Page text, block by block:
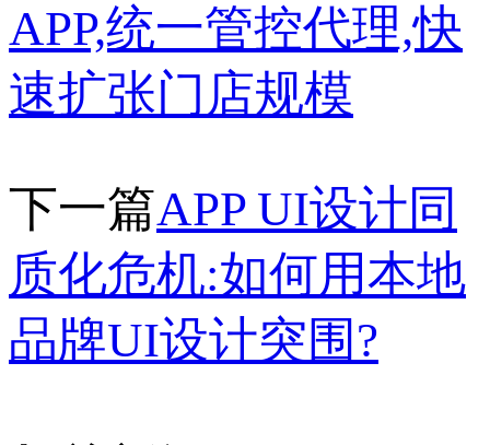
APP,统一管控代理,快
速扩张门店规模
下一篇APP UI设计同
质化危机:如何用本地
品牌UI设计突围?